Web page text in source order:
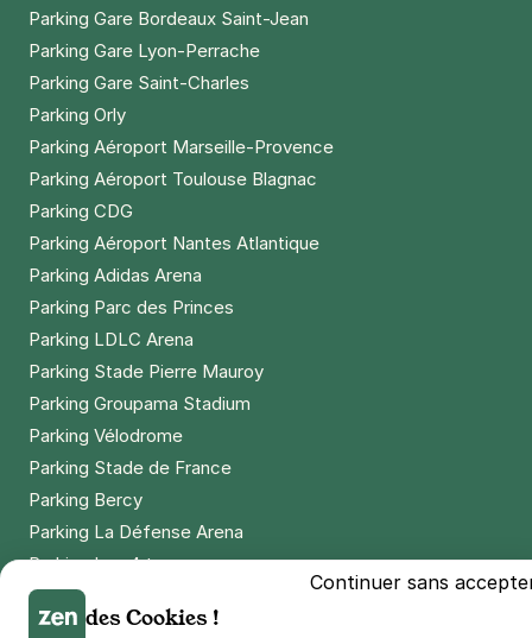
Parking Gare Bordeaux Saint-Jean
Parking Gare Lyon-Perrache
Parking Gare Saint-Charles
Parking Orly
Parking Aéroport Marseille-Provence
Parking Aéroport Toulouse Blagnac
Parking CDG
Parking Aéroport Nantes Atlantique
Parking Adidas Arena
Parking Parc des Princes
Parking LDLC Arena
Parking Stade Pierre Mauroy
Parking Groupama Stadium
Parking Vélodrome
Parking Stade de France
Parking Bercy
Parking La Défense Arena
Parking Les 4 temps
Parking Nation
Parking Porte de Versailles
Continuer sans
des Cookies !